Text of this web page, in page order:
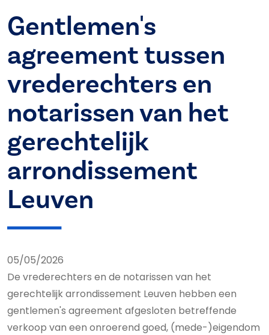
Gentlemen's
agreement tussen
vrederechters en
notarissen van het
gerechtelijk
arrondissement
Leuven
05/05/2026
De vrederechters en de notarissen van het
gerechtelijk arrondissement Leuven hebben een
gentlemen's agreement afgesloten betreffende
verkoop van een onroerend goed, (mede-)eigendom